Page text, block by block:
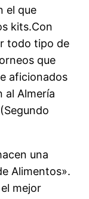
el que
kits.Con
todo tipo de
que
aficionados
al Almería
una
Alimentos».
mejor